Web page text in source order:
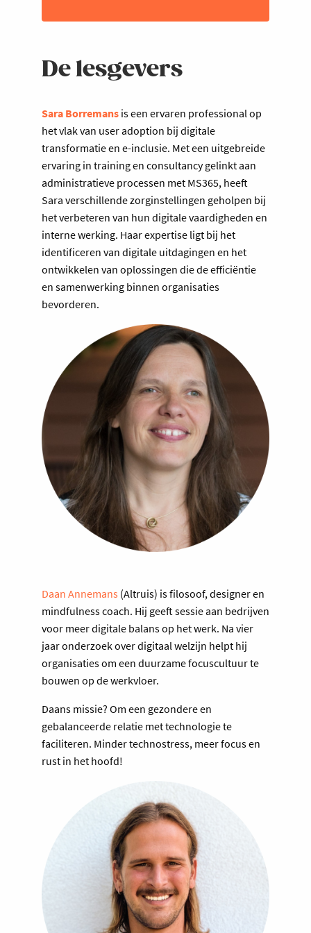
ze de zorg verbeteren zonder de
werkdruk te verhogen.
Sprekers
Daan Annemans (Altruïs) en Sara
Borremans (Digital Sherpa)
Datum
Dinsdag 6 oktober 2025 (tijdstip TBC)
Locatie
Voka - KvK Vlaams-Brabant - Kantoor
Leuven | Tiensevest 170 | 3000 Leuven
De lesgevers
Sara Borremans is een ervaren professional op
het vlak van user adoption bij digitale
transformatie en e-inclusie. Met een uitgebreide
ervaring in training en consultancy gelinkt aan
administratieve processen met MS365, heeft
Sara verschillende zorginstellingen geholpen bij
het verbeteren van hun digitale vaardigheden en
interne werking. Haar expertise ligt bij het
identificeren van digitale uitdagingen en het
ontwikkelen van oplossingen die de efficiëntie
en samenwerking binnen organisaties
bevorderen.
Daan Annemans (Altruis) is filosoof, designer en
mindfulness coach. Hij geeft sessie aan bedrijven
voor meer digitale balans op het werk. Na vier
jaar onderzoek over digitaal welzijn helpt hij
organisaties om een duurzame focuscultuur te
bouwen op de werkvloer.
Daans missie? Om een gezondere en
gebalanceerde relatie met technologie te
faciliteren. Minder technostress, meer focus en
rust in het hoofd!